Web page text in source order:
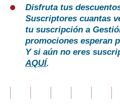
Disfruta tus
Suscriptores cuantas
tu suscripción a
promociones esperan
Y si aún no eres
AQUÍ.